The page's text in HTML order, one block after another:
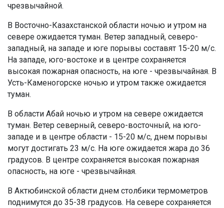
чрезвычайной.
В Восточно-Казахстанской области ночью и утром на
севере ожидается туман. Ветер западный, северо-
западный, на западе и юге порывы составят 15-20 м/с.
На западе, юго-востоке и в центре сохраняется
высокая пожарная опасность, на юге - чрезвычайная. В
Усть-Каменогорске ночью и утром также ожидается
туман.
В области Абай ночью и утром на севере ожидается
туман. Ветер северный, северо-восточный, на юго-
западе и в центре области - 15-20 м/с, днем порывы
могут достигать 23 м/с. На юге ожидается жара до 36
градусов. В центре сохраняется высокая пожарная
опасность, на юге - чрезвычайная.
В Актюбинской области днем столбики термометров
поднимутся до 35-38 градусов. На севере сохраняется